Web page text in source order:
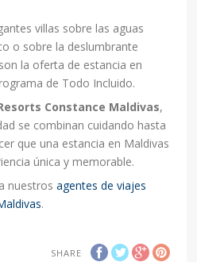
villas sobre las aguas
o sobre la deslumbrante
la oferta de estancia en
de Todo Incluido.
Constance Maldivas,
se combinan cuidando hasta
que una estancia en Maldivas
única y memorable.
nuestrosagentes de viajes
.
SHARE